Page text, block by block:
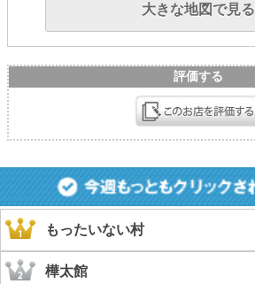
大きな地図で見る
評価する
もったいない村
樺太館